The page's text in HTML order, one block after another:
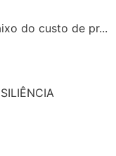
do custo de pr...